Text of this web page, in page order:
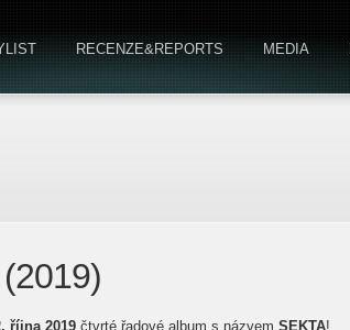
RECENZE&REPORTS MEDIA
října 2019 čtvrté řadové album s názvem SEKTA!